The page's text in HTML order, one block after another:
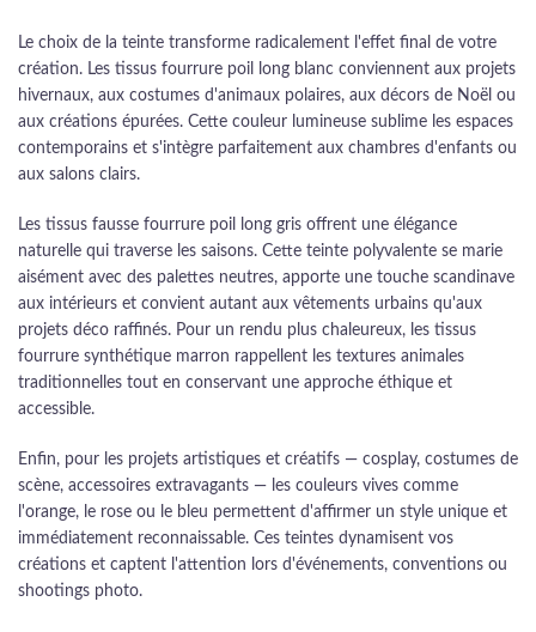
Le choix de la teinte transforme radicalement l'effet final de votre
création. Les tissus fourrure poil long blanc conviennent aux projets
hivernaux, aux costumes d'animaux polaires, aux décors de Noël ou
aux créations épurées. Cette couleur lumineuse sublime les espaces
contemporains et s'intègre parfaitement aux chambres d'enfants ou
aux salons clairs.
Les tissus fausse fourrure poil long gris offrent une élégance
naturelle qui traverse les saisons. Cette teinte polyvalente se marie
aisément avec des palettes neutres, apporte une touche scandinave
aux intérieurs et convient autant aux vêtements urbains qu'aux
projets déco raffinés. Pour un rendu plus chaleureux, les tissus
fourrure synthétique marron rappellent les textures animales
traditionnelles tout en conservant une approche éthique et
accessible.
Enfin, pour les projets artistiques et créatifs — cosplay, costumes de
scène, accessoires extravagants — les couleurs vives comme
l'orange, le rose ou le bleu permettent d'affirmer un style unique et
immédiatement reconnaissable. Ces teintes dynamisent vos
créations et captent l'attention lors d'événements, conventions ou
shootings photo.